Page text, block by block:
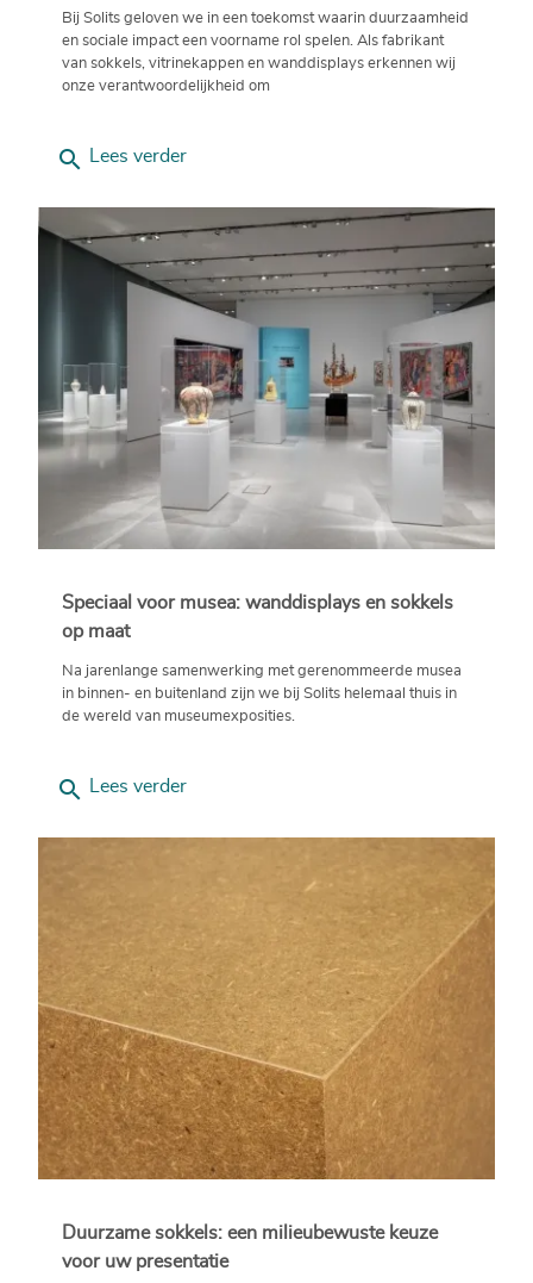
Bij Solits geloven we in een toekomst waarin duurzaamheid
en sociale impact een voorname rol spelen. Als fabrikant
van sokkels, vitrinekappen en wanddisplays erkennen wij
onze verantwoordelijkheid om
search Lees verder
Speciaal voor musea: wanddisplays en sokkels
op maat
Na jarenlange samenwerking met gerenommeerde musea
in binnen- en buitenland zijn we bij Solits helemaal thuis in
de wereld van museumexposities.
search Lees verder
Duurzame sokkels: een milieubewuste keuze
voor uw presentatie